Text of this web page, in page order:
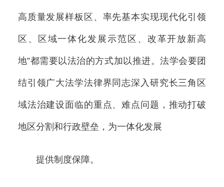
高质量发展样板区、率先基本实现现代化引领
区、区域一体化发展示范区、改革开放新高
地”都需要以法治的方式加以推进。法学会要团
结引领广大法学法律界同志深入研究长三角区
域法治建设面临的重点、难点问题，推动打破
地区分割和行政壁垒，为一体化发展
提供制度保障。